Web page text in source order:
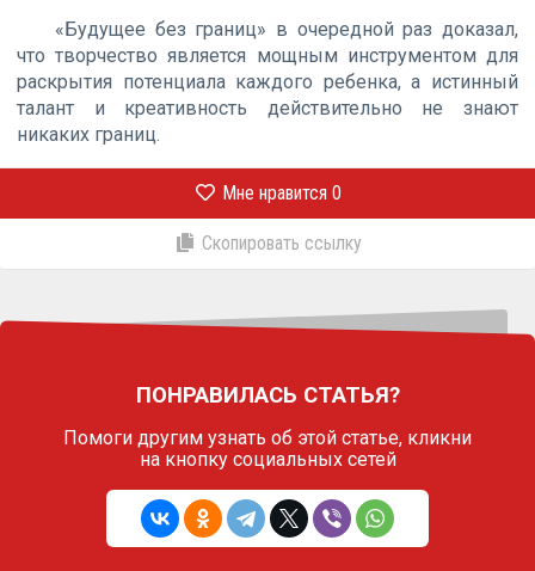
«Будущее без границ» в очередной раз доказал,
что творчество является мощным инструментом для
раскрытия потенциала каждого ребенка, а истинный
талант и креативность действительно не знают
никаких границ.
Мне нравится 0
Скопировать ссылку
ПОНРАВИЛАСЬ СТАТЬЯ?
Помоги другим узнать об этой статье, кликни
на кнопку социальных сетей